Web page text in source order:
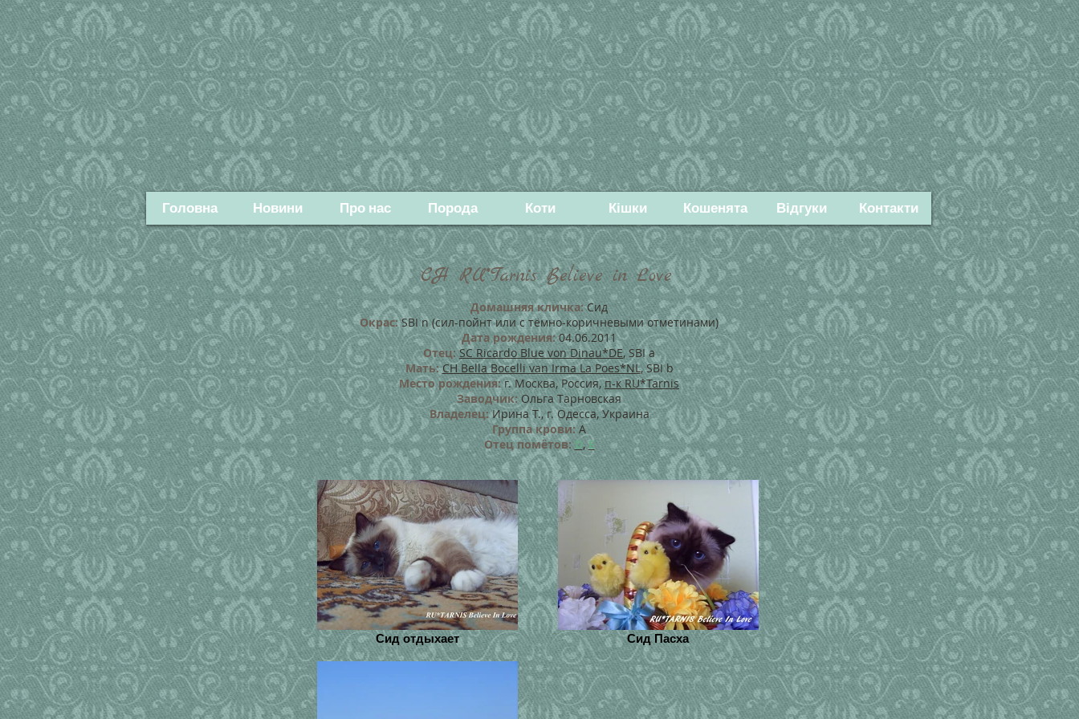
Головна Новини Про нас Порода Коти Кішки Кошенята Відгуки Контакти
CH RU*Tarnis Believe in Love
Домашняя кличка:Сид
Окрас:SBI n (сил-пойнт или с тёмно-коричневыми отметинами)
Дата рождения:04.06.2011
Отец: SC Ricardo Blue von Dinau*DE, SBI a
Мать: CH Bella Bocelli van Irma La Poes*NL, SBI b
Место рождения:г. Москва, Россия,п-к RU*Tarnis
Заводчик:Ольга Тарновская
Владелец:Ирина Т., г. Одесса, Украина
Группа крови:А
Отец помётов: D, Е
Сид отдыхает Сид Пасха